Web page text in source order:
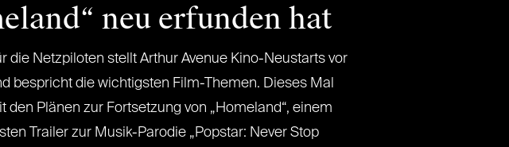
neu erfunden hat
die Netzpiloten stellt Arthur Avenue Kino-Neustarts vor
bespricht die wichtigsten Film-Themen. Dieses Mal
den Plänen zur Fortsetzung von „Homeland“, einem
Trailer zur Musik-Parodie „Popstar: Never Stop